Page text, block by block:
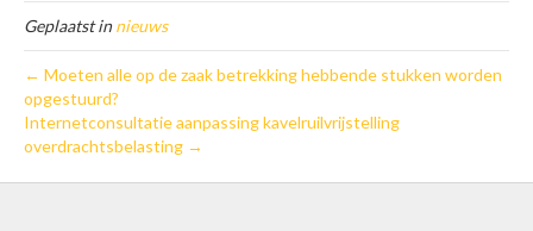
Geplaatst innieuws
← Moeten alle op de zaak betrekking hebbende stukken worden
opgestuurd?
Internetconsultatie aanpassing kavelruilvrijstelling
overdrachtsbelasting →